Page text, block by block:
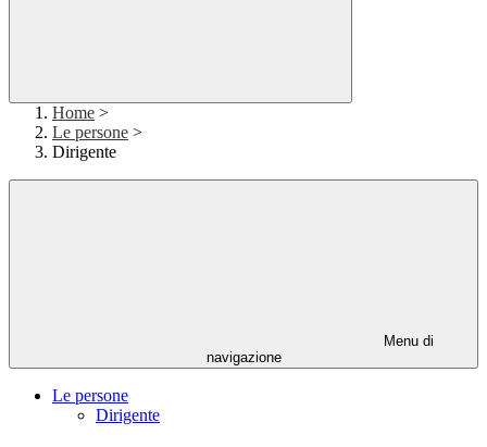
Home >
Le persone >
Dirigente
Menu di
navigazione
Le persone
Dirigente